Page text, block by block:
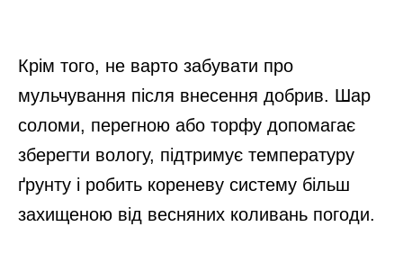
Крім того, не варто забувати про
мульчування після внесення добрив. Шар
соломи, перегною або торфу допомагає
зберегти вологу, підтримує температуру
ґрунту і робить кореневу систему більш
захищеною від весняних коливань погоди.